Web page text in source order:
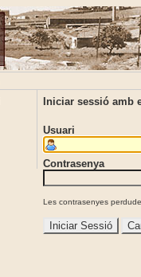
Iniciar sessió amb
Usuari
Contrasenya
Les contrasenyes